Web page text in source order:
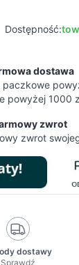
Dostępność:
dostawa
powyżej 1000
zwrot
zwrot
dostawy
Sprawdź